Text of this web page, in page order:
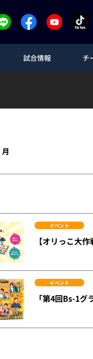
試合情報 チ
月
イベント
【オリっこ大
イベント
「第4回Bs-1